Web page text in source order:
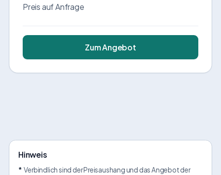
Preis auf Anfrage
Zum Angebot
Hinweis
* Verbindlich sind der Preisaushang und das Angebot der